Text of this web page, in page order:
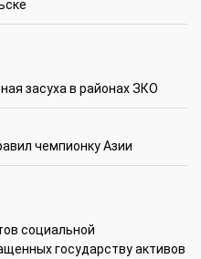
засуха в районах ЗКО
чемпионку Азии
социальной
государству активов